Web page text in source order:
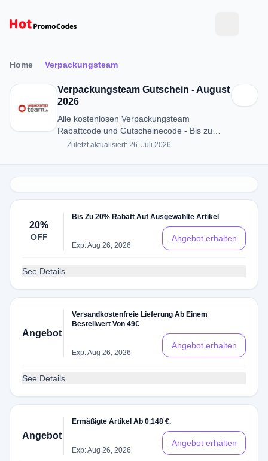
Home Verpackungsteam
Verpackungsteam Gutschein - August
2026
Alle kostenlosen Verpackungsteam
Rabattcode und Gutscheinecode - Bis zu
20% RABATT in August 2026
Zuletzt aktualisiert: 26. Juli 2026
20%
OFF
Bis Zu 20% Rabatt Auf Ausgewählte Artikel
Exp: Aug 26, 2026
Angebot erhalten
See Details
Angebot
Versandkostenfreie Lieferung Ab Einem
Bestellwert Von 49€
Exp: Aug 26, 2026
Angebot erhalten
See Details
Angebot
Ermäßigte Artikel Ab 0,148 €.
Exp: Aug 26, 2026
Angebot erhalten